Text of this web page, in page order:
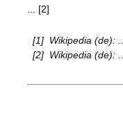
... [2]
[1] Wikipedia (de): ...
[2] Wikipedia (de): ...